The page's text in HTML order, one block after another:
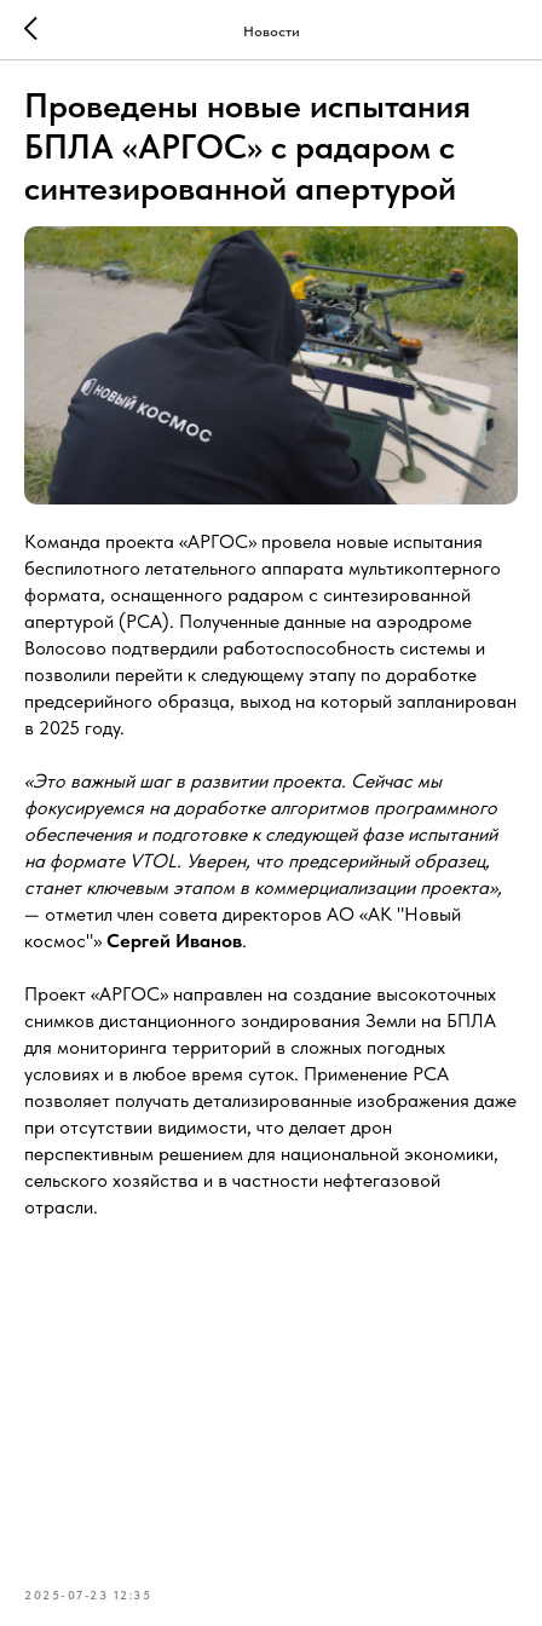
Новости
Проведены новые испытания
БПЛА «АРГОС» с радаром с
синтезированной апертурой
Команда проекта «АРГОС» провела новые испытания
беспилотного летательного аппарата мультикоптерного
формата, оснащенного радаром с синтезированной
апертурой (РСА). Полученные данные на аэродроме
Волосово подтвердили работоспособность системы и
позволили перейти к следующему этапу по доработке
предсерийного образца, выход на который запланирован
в 2025 году.
«Это важный шаг в развитии проекта. Сейчас мы
фокусируемся на доработке алгоритмов программного
обеспечения и подготовке к следующей фазе испытаний
на формате VTOL. Уверен, что предсерийный образец,
станет ключевым этапом в коммерциализации проекта»,
— отметил член совета директоров АО «АК "Новый
космос"»Сергей Иванов.
Проект «АРГОС» направлен на создание высокоточных
снимков дистанционного зондирования Земли на БПЛА
для мониторинга территорий в сложных погодных
условиях и в любое время суток. Применение РСА
позволяет получать детализированные изображения даже
при отсутствии видимости, что делает дрон
перспективным решением для национальной экономики,
сельского хозяйства и в частности нефтегазовой
отрасли.
2025-07-23 12:35